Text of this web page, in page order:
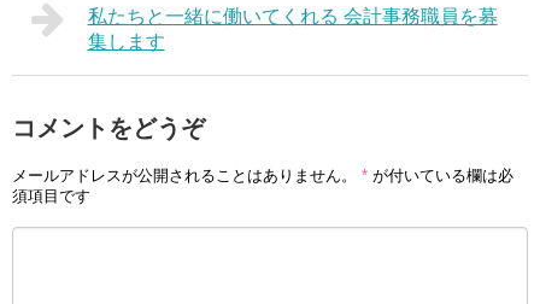
私たちと一緒に働いてくれる 会計事務職員を募
集します
コメントをどうぞ
メールアドレスが公開されることはありません。 * が付いている欄は必
須項目です